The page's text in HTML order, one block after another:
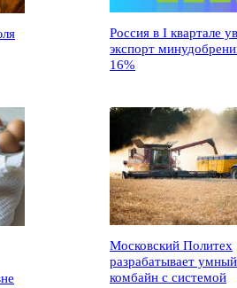
Россия в I квартале
экспорт
16%
Московский Политех
разрабатывает умный
комбайн с системой